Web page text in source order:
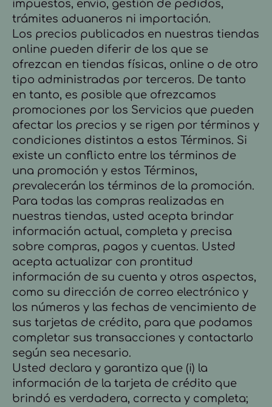
impuestos, envío, gestión de pedidos,
trámites aduaneros ni importación.
Los precios publicados en nuestras tiendas
online pueden diferir de los que se
ofrezcan en tiendas físicas, online o de otro
tipo administradas por terceros. De tanto
en tanto, es posible que ofrezcamos
promociones por los Servicios que pueden
afectar los precios y se rigen por términos y
condiciones distintos a estos Términos. Si
existe un conflicto entre los términos de
una promoción y estos Términos,
prevalecerán los términos de la promoción.
Para todas las compras realizadas en
nuestras tiendas, usted acepta brindar
información actual, completa y precisa
sobre compras, pagos y cuentas. Usted
acepta actualizar con prontitud
información de su cuenta y otros aspectos,
como su dirección de correo electrónico y
los números y las fechas de vencimiento de
sus tarjetas de crédito, para que podamos
completar sus transacciones y contactarlo
según sea necesario.
Usted declara y garantiza que (i) la
información de la tarjeta de crédito que
brindó es verdadera, correcta y completa;